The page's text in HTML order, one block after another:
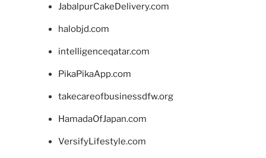
JabalpurCakeDelivery.com
halobjd.com
intelligenceqatar.com
PikaPikaApp.com
takecareofbusinessdfw.org
HamadaOfJapan.com
VersifyLifestyle.com